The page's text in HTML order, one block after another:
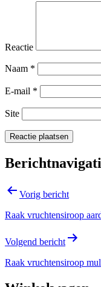
Reactie
Naam *
E-mail *
Site
Vorig bericht
Raak vruchtensiroop
Volgend bericht
Raak vruchtensiroop